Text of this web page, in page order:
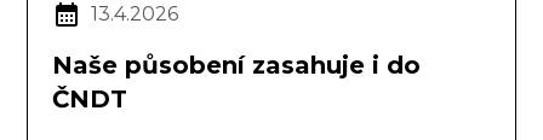
13.4.2026
Naše působení zasahuje i do
ČNDT